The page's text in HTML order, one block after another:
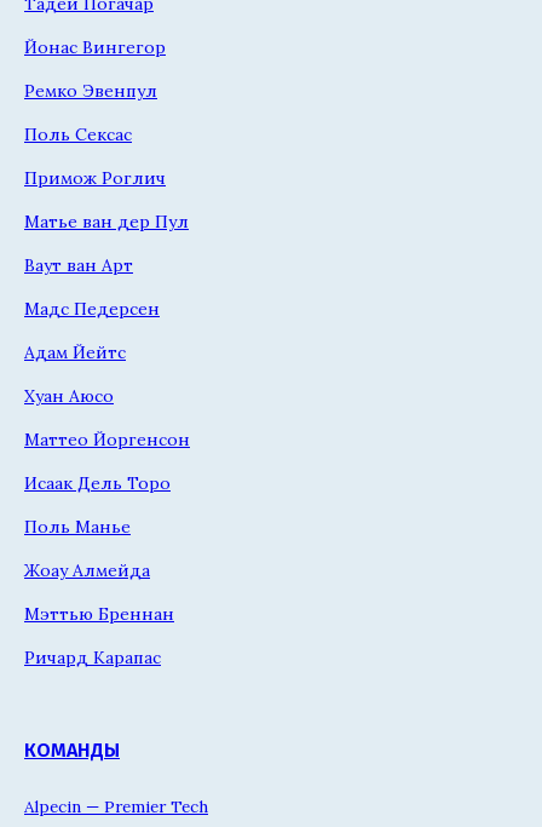
Йонас Вингегор
Ремко Эвенпул
Поль Сексас
Примож Роглич
Матье ван дер Пул
Ваут ван Арт
Мадс Педерсен
Адам Йейтс
Хуан Аюсо
Маттео Йоргенсон
Исаак Дель Торо
Поль Манье
Жоау Алмейда
Мэттью Бреннан
Ричард Карапас
КОМАНДЫ
Alpecin — Premier Tech